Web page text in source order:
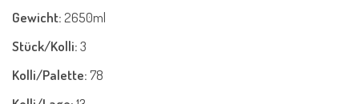
Gewicht:2650ml
Stück/Kolli:3
Kolli/Palette:78